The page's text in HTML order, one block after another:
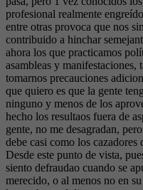
profesional realmente
entre otras provoca que nos
contribuido a hinchar
ahora los que practicamos
asambleas y
tomarnos precauciones
que quiero es que la gente
ninguno y menos de los
hecho los resultaos fuera de
gente, no me desagradan,
debe casi como los
Desde este punto de vista,
siento defraudao cuando se
merecido, o al menos no en